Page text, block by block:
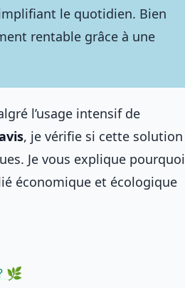
le quotidien. Bien
rentable grâce à une
l’usage intensif de
, je vérifie si cette solution
Je vous explique pourquoi
économique et écologique
🌿